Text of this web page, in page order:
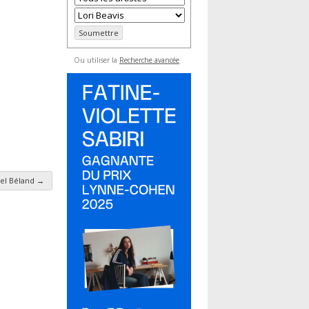
Béland →
Ou utiliser la Recherche avancée